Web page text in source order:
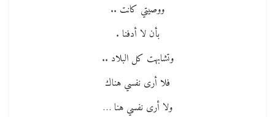
ووصيتي كانت ..
بأن لا أدفنا .
وتشابهت كل البلاد ..
فلا أرى نفسي هناك
ولا أرى نفسي هنا …